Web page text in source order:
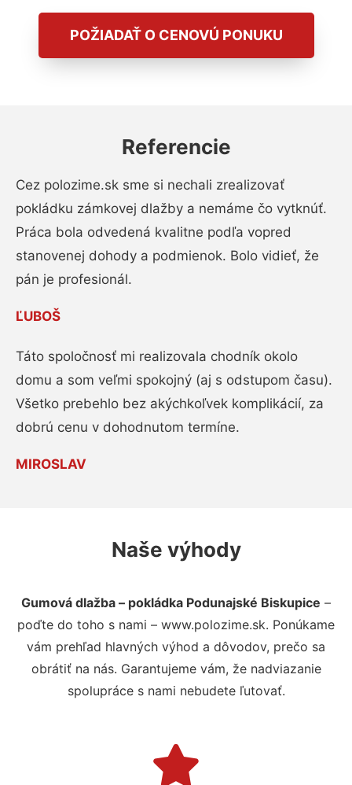
POŽIADAŤ O CENOVÚ PONUKU
Referencie
Cez polozime.sk sme si nechali zrealizovať
pokládku zámkovej dlažby a nemáme čo vytknúť.
Práca bola odvedená kvalitne podľa vopred
stanovenej dohody a podmienok. Bolo vidieť, že
pán je profesionál.
ĽUBOŠ
Táto spoločnosť mi realizovala chodník okolo
domu a som veľmi spokojný (aj s odstupom času).
Všetko prebehlo bez akýchkoľvek komplikácií, za
dobrú cenu v dohodnutom termíne.
MIROSLAV
Naše výhody
Gumová dlažba – pokládka Podunajské Biskupice –
poďte do toho s nami – www.polozime.sk. Ponúkame
vám prehľad hlavných výhod a dôvodov, prečo sa
obrátiť na nás. Garantujeme vám, že nadviazanie
spolupráce s nami nebudete ľutovať.